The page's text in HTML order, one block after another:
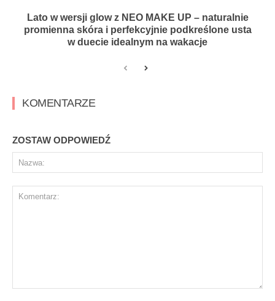
Lato w wersji glow z NEO MAKE UP – naturalnie
promienna skóra i perfekcyjnie podkreślone usta
w duecie idealnym na wakacje
KOMENTARZE
ZOSTAW ODPOWIEDŹ